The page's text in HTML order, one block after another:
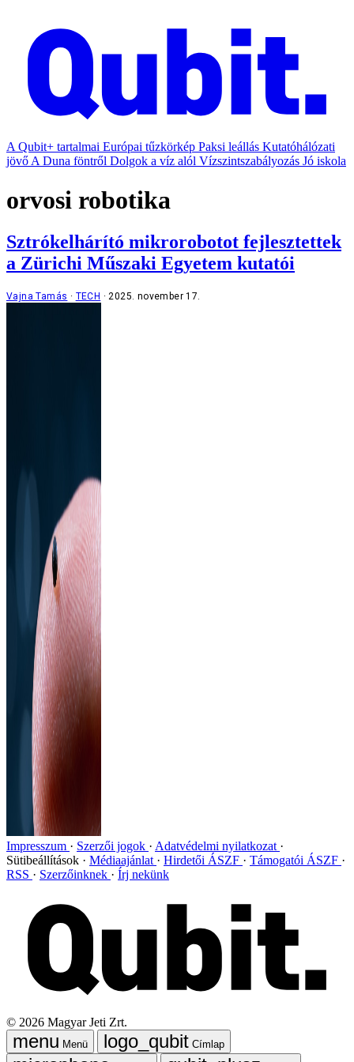
A Qubit+ tartalmai Európai tűzkörkép Paksi leállás Kutatóhálózati
jövő A Duna föntről Dolgok a víz alól Vízszintszabályozás Jó iskola
orvosi robotika
Sztrókelhárító mikrorobotot fejlesztettek
a Zürichi Műszaki Egyetem kutatói
Vajna Tamás TECH 2025. november 17.
Impresszum Szerzői jogok
Adatvédelmi nyilatkozat
Sütibeállítások
Médiaajánlat Hirdetői ÁSZF
Támogatói ÁSZF
RSS
Szerzőinknek Írj nekünk
© 2026 Magyar Jeti Zrt.
Menü Címlap